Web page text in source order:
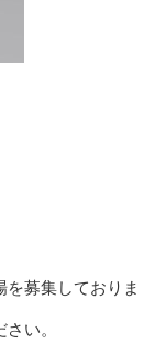
募集しておりま
い。